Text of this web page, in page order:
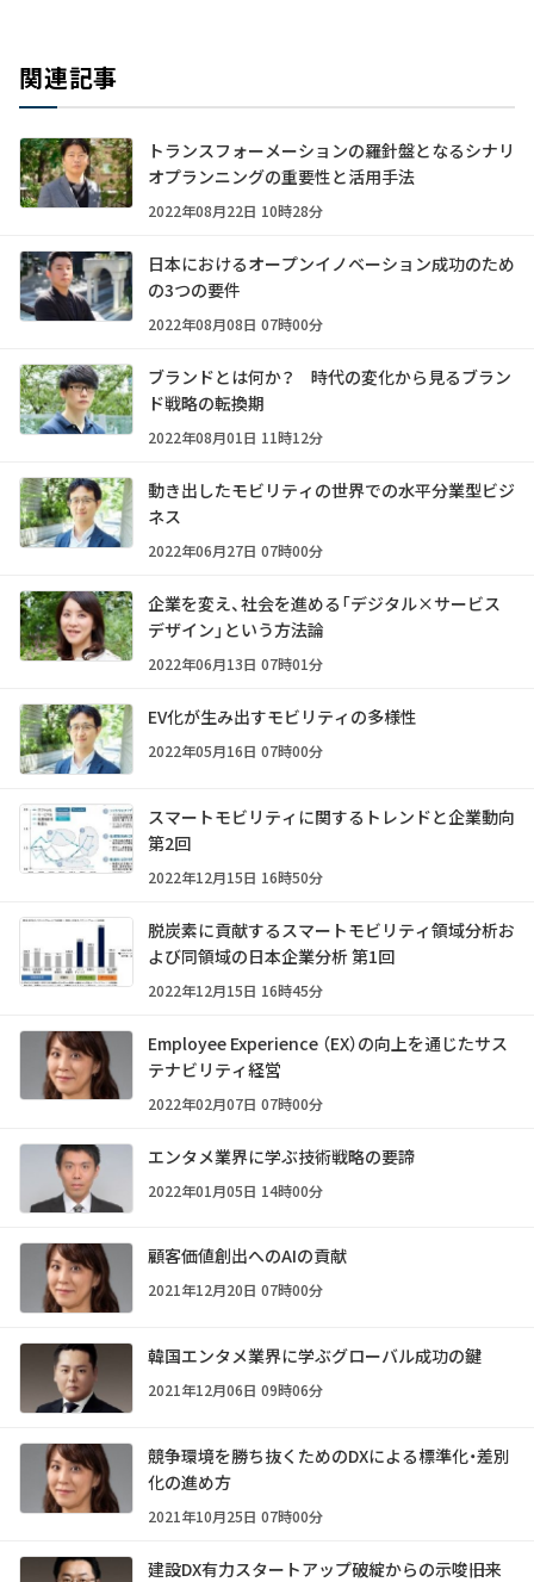
関連記事
トランスフォーメーションの羅針盤となるシナリ
オプランニングの重要性と活用手法
2022年08月22日 10時28分
日本におけるオープンイノベーション成功のため
の3つの要件
2022年08月08日 07時00分
ブランドとは何か？ 時代の変化から見るブラン
ド戦略の転換期
2022年08月01日 11時12分
動き出したモビリティの世界での水平分業型ビジ
ネス
2022年06月27日 07時00分
企業を変え、社会を進める「デジタル×サービス
デザイン」という方法論
2022年06月13日 07時01分
EV化が生み出すモビリティの多様性
2022年05月16日 07時00分
スマートモビリティに関するトレンドと企業動向
第2回
2022年12月15日 16時50分
脱炭素に貢献するスマートモビリティ領域分析お
よび同領域の日本企業分析 第1回
2022年12月15日 16時45分
Employee Experience （EX）の向上を通じたサス
テナビリティ経営
2022年02月07日 07時00分
エンタメ業界に学ぶ技術戦略の要諦
2022年01月05日 14時00分
顧客価値創出へのAIの貢献
2021年12月20日 07時00分
韓国エンタメ業界に学ぶグローバル成功の鍵
2021年12月06日 09時06分
競争環境を勝ち抜くためのDXによる標準化・差別
化の進め方
2021年10月25日 07時00分
建設DX有力スタートアップ破綻からの示唆――旧来